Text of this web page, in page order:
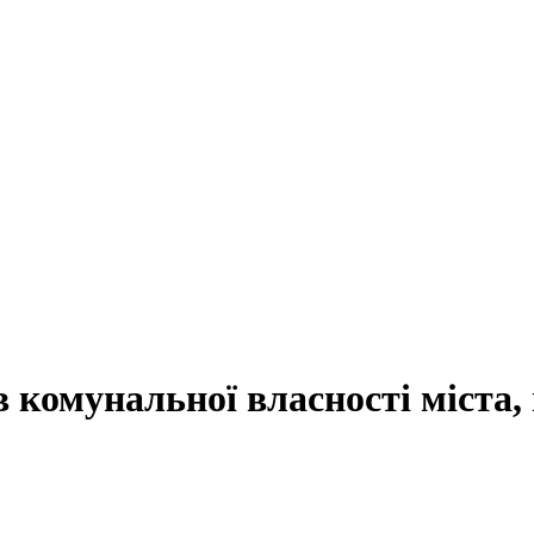
комунальної власності